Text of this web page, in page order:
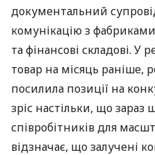
документальний
комунікацію з
та фінансові складові. У
товар на місяць раніше,
посилила позиції на
зріс настільки, що зараз
співробітників для
відзначає, що залучені